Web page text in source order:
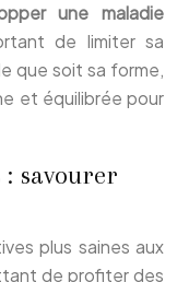
une maladie
de limiter sa
que soit sa forme,
et équilibrée pour
: savourer
plus saines aux
de profiter des